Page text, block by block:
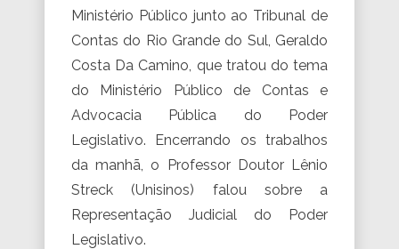
Ministério Público junto ao Tribunal de
Contas do Rio Grande do Sul, Geraldo
Costa Da Camino, que tratou do tema
do Ministério Público de Contas e
Advocacia Pública do Poder
Legislativo. Encerrando os trabalhos
da manhã, o Professor Doutor Lênio
Streck (Unisinos) falou sobre a
Representação Judicial do Poder
Legislativo.